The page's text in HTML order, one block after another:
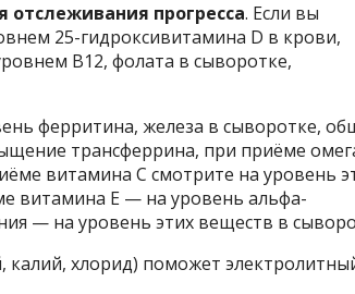
прогресса. Если вы
25-гидроксивитамина D в крови,
B12, фолата в сыворотке,
ферритина, железа в сыворотке,
трансферрина, при приёме
витамина С смотрите на уровень
витамина Е — на уровень альфа-
— на уровень этих веществ в
хлорид) поможет